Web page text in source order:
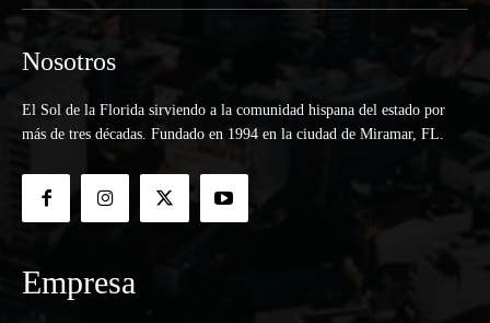
Nosotros
El Sol de la Florida sirviendo a la comunidad hispana del estado por
más de tres décadas. Fundado en 1994 en la ciudad de Miramar, FL.
Empresa